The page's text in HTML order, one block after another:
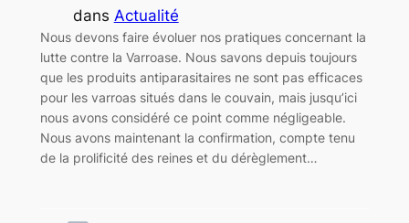
dans Actualité
Nous devons faire évoluer nos pratiques concernant la
lutte contre la Varroase. Nous savons depuis toujours
que les produits antiparasitaires ne sont pas efficaces
pour les varroas situés dans le couvain, mais jusqu’ici
nous avons considéré ce point comme négligeable.
Nous avons maintenant la confirmation, compte tenu
de la prolificité des reines et du dérèglement…